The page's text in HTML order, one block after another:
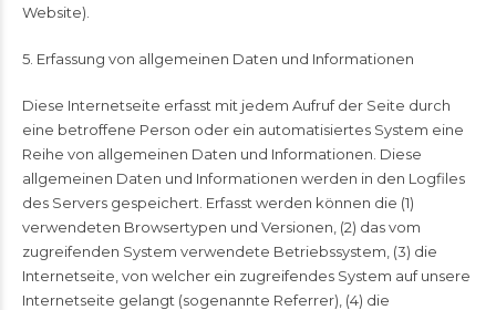
Website).
5. Erfassung von allgemeinen Daten und Informationen
Diese Internetseite erfasst mit jedem Aufruf der Seite durch
eine betroffene Person oder ein automatisiertes System eine
Reihe von allgemeinen Daten und Informationen. Diese
allgemeinen Daten und Informationen werden in den Logfiles
des Servers gespeichert. Erfasst werden können die (1)
verwendeten Browsertypen und Versionen, (2) das vom
zugreifenden System verwendete Betriebssystem, (3) die
Internetseite, von welcher ein zugreifendes System auf unsere
Internetseite gelangt (sogenannte Referrer), (4) die